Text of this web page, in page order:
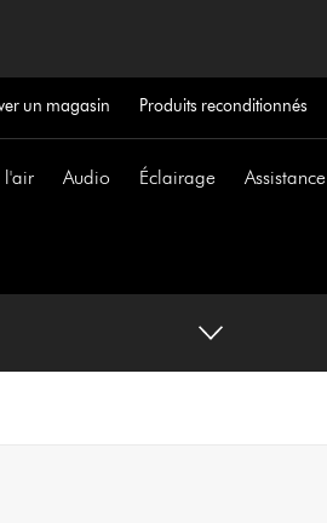
un magasin Produits reconditionnés
l'air Audio Éclairage Assistance